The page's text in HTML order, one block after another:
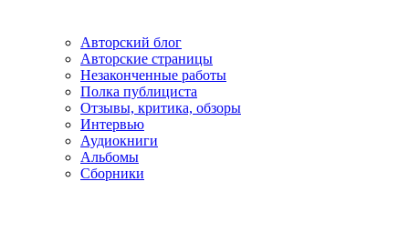
Авторский блог
Авторские страницы
Незаконченные работы
Полка публициста
Отзывы, критика, обзоры
Интервью
Аудиокниги
Альбомы
Сборники